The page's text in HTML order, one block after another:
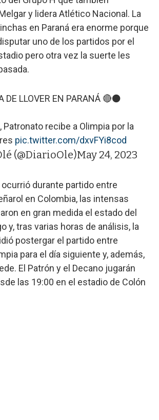
y lidera Atlético Nacional. La
en Paraná era enorme porque
uno de los partidos por el
pero otra vez la suerte les
DE LLOVER EN PARANÁ 🔴⚫
Patronato recibe a Olimpia por la
pic.twitter.com/dxvFYi8cod
(@DiarioOle)May 24, 2023
durante partido entre
en Colombia, las intensas
en gran medida el estado del
y, tras varias horas de análisis, la
postergar el partido entre
para el día siguiente y, además,
El Patrón y el Decano jugarán
las 19:00 en el estadio de Colón